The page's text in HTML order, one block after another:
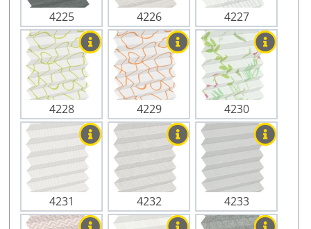
4225 4226 4227
4228 4229 4230
4231 4232 4233